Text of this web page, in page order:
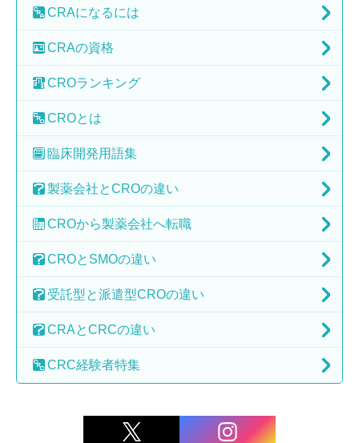
CRAになるには
CRAの資格
CROランキング
CROとは
臨床開発用語集
製薬会社とCROの違い
CROから製薬会社へ転職
CROとSMOの違い
受託型と派遣型CROの違い
CRAとCRCの違い
CRC経験者特集